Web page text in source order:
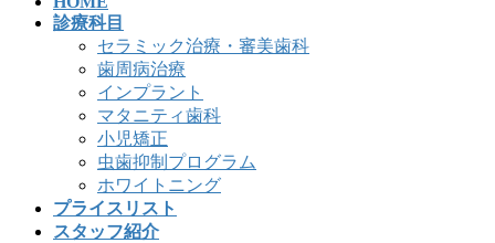
診療科目
セラミック治療・審美歯科
歯周病治療
インプラント
マタニティ歯科
小児矯正
虫歯抑制プログラム
ホワイトニング
プライスリスト
スタッフ紹介